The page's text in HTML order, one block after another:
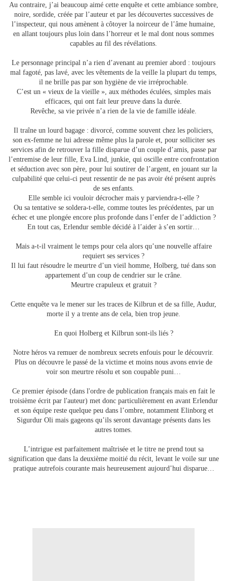
Au contraire, j’ai beaucoup aimé cette enquête et cette ambiance sombre,
noire, sordide, créée par l’auteur et par les découvertes successives de
l’inspecteur, qui nous amènent à côtoyer la noirceur de l’âme humaine,
en allant toujours plus loin dans l’horreur et le mal dont nous sommes
capables au fil des révélations.
Le personnage principal n’a rien d’avenant au premier abord : toujours
mal fagoté, pas lavé, avec les vêtements de la veille la plupart du temps,
il ne brille pas par son hygiène de vie irréprochable.
C’est un « vieux de la vieille », aux méthodes éculées, simples mais
efficaces, qui ont fait leur preuve dans la durée.
Revêche, sa vie privée n’a rien de la vie de famille idéale.
Il traîne un lourd bagage : divorcé, comme souvent chez les policiers,
son ex-femme ne lui adresse même plus la parole et, pour solliciter ses
services afin de retrouver la fille disparue d’un couple d’amis, passe par
l’entremise de leur fille, Eva Lind, junkie, qui oscille entre confrontation
et séduction avec son père, pour lui soutirer de l’argent, en jouant sur la
culpabilité que celui-ci peut ressentir de ne pas avoir été présent auprès
de ses enfants.
Elle semble ici vouloir décrocher mais y parviendra-t-elle ?
Ou sa tentative se soldera-t-elle, comme toutes les précédentes, par un
échec et une plongée encore plus profonde dans l’enfer de l’addiction ?
En tout cas, Erlendur semble décidé à l’aider à s’en sortir…
Mais a-t-il vraiment le temps pour cela alors qu’une nouvelle affaire
requiert ses services ?
Il lui faut résoudre le meurtre d’un vieil homme, Holberg, tué dans son
appartement d’un coup de cendrier sur le crâne.
Meurtre crapuleux et gratuit ?
Cette enquête va le mener sur les traces de Kilbrun et de sa fille, Audur,
morte il y a trente ans de cela, bien trop jeune.
En quoi Holberg et Kilbrun sont-ils liés ?
Notre héros va remuer de nombreux secrets enfouis pour le découvrir.
Plus on découvre le passé de la victime et moins nous avons envie de
voir son meurtre résolu et son coupable puni…
Ce premier épisode (dans l'ordre de publication français mais en fait le
troisième écrit par l'auteur) met donc particulièrement en avant Erlendur
et son équipe reste quelque peu dans l’ombre, notamment Elinborg et
Sigurdur Oli mais gageons qu’ils seront davantage présents dans les
autres tomes.
L’intrigue est parfaitement maîtrisée et le titre ne prend tout sa
signification que dans la deuxième moitié du récit, levant le voile sur une
pratique autrefois courante mais heureusement aujourd’hui disparue…